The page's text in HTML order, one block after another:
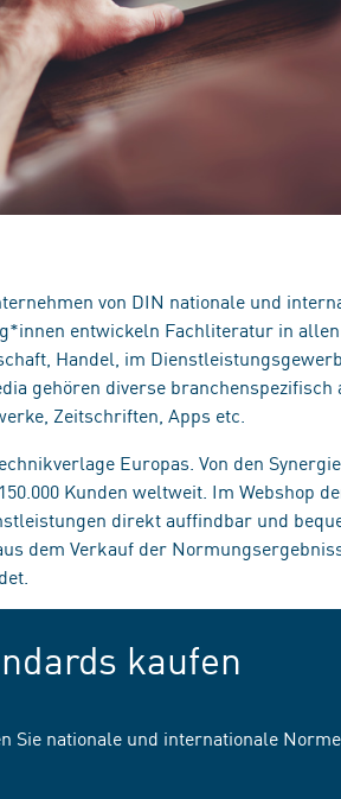
von DIN nationale und
entwickeln Fachliteratur in
Handel, im
gehören diverse
Zeitschriften, Apps etc.
Europas. Von den
Kunden weltweit. Im Webshop
direkt auffindbar und
dem Verkauf der
kaufen
Sie nationale und internationale